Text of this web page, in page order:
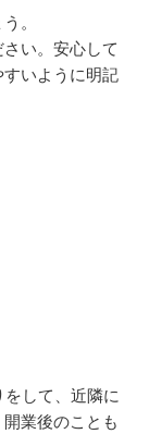
。
い。安心して
いように明記
して、近隣に
業後のことも